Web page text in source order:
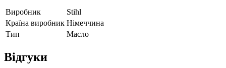
Виробник
Stihl
Країна виробник Німеччина
Тип
Масло
Відгуки